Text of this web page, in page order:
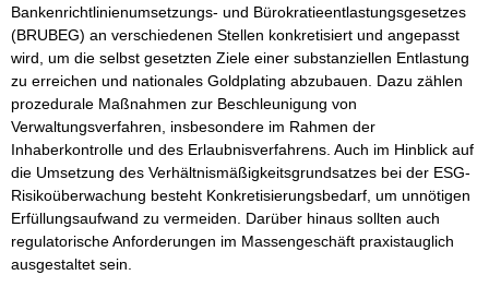
Bankenrichtlinienumsetzungs- und Bürokratieentlastungsgesetzes
(BRUBEG) an verschiedenen Stellen konkretisiert und angepasst
wird, um die selbst gesetzten Ziele einer substanziellen Entlastung
zu erreichen und nationales Goldplating abzubauen. Dazu zählen
prozedurale Maßnahmen zur Beschleunigung von
Verwaltungsverfahren, insbesondere im Rahmen der
Inhaberkontrolle und des Erlaubnisverfahrens. Auch im Hinblick auf
die Umsetzung des Verhältnismäßigkeitsgrundsatzes bei der ESG-
Risikoüberwachung besteht Konkretisierungsbedarf, um unnötigen
Erfüllungsaufwand zu vermeiden. Darüber hinaus sollten auch
regulatorische Anforderungen im Massengeschäft praxistauglich
ausgestaltet sein.